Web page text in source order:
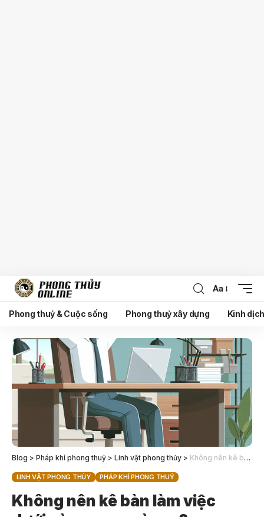
Aa
Phong thuỷ & Cuộc sống Phong thuỷ xây dựng Kinh
Blog > Pháp khí phong thuỷ > Linh vật phong thủy > Không nên kê bàn làm việc dưới xà ngang – vì sao?
LINH VẬT PHONG THỦY PHÁP KHÍ PHONG THUỶ
Không nên kê bàn làm việc